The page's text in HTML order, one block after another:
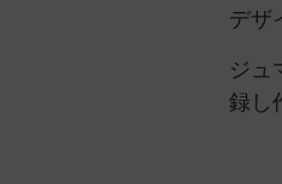
デザ
ジュ
録し